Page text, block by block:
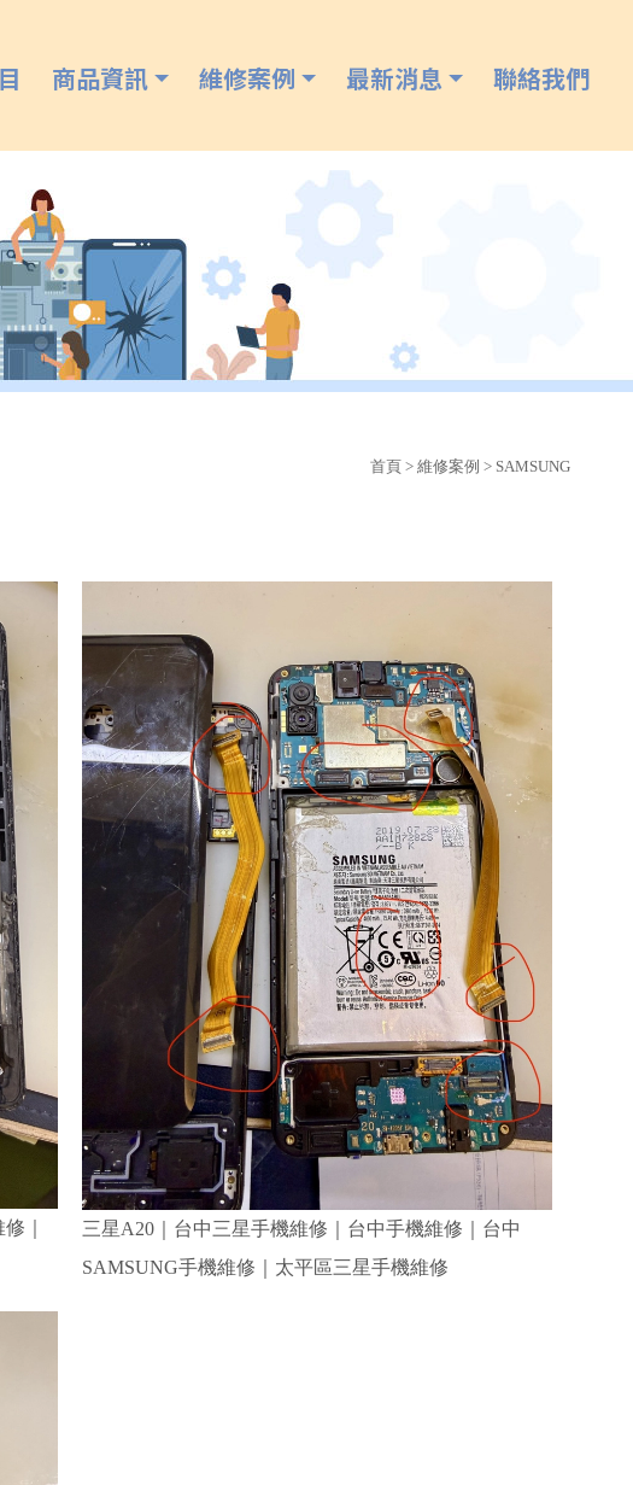
商品資訊 維修案例 最新消息 聯絡我們
首頁 > 維修案例 > SAMSUNG
｜
三星A20｜台中三星手機維修｜台中手機維修｜台中
SAMSUNG手機維修｜太平區三星手機維修